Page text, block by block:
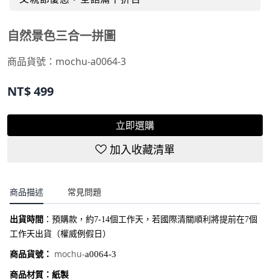
自然景色三合一拼圖
商品貨號： mochu-a0064-3
NT$499
立即選購
加入收藏清單
商品描述 常見問題
出貨時間 ： 預購款，約7-14個工作天，若國際清關順利將提前在7個
工作天出貨（權威例假日）
商品貨號： mochu-a0064-3
商品材質：紙製